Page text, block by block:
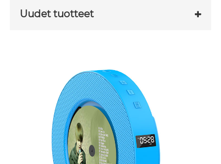
Uudet tuotteet